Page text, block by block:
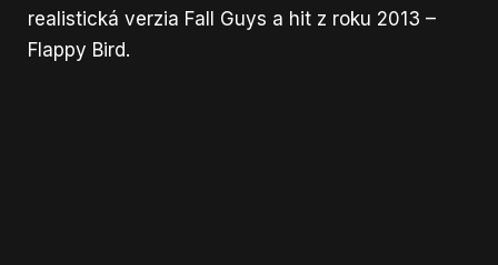
realistická verzia Fall Guys a hit z roku 2013 –
Flappy Bird.